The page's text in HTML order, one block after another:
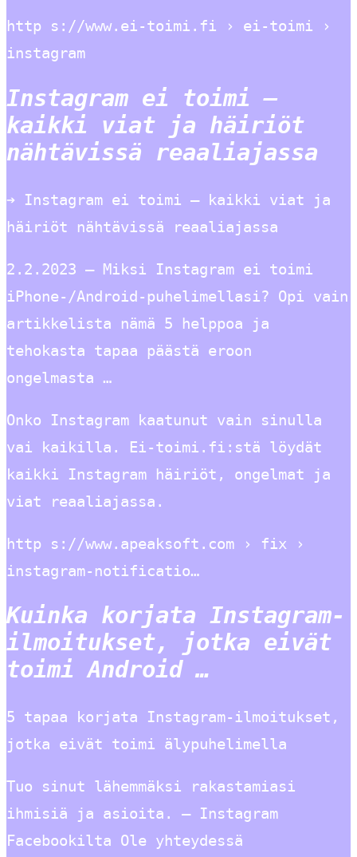
http s://www.ei-toimi.fi › ei-toimi ›
instagram
Instagram ei toimi –
kaikki viat ja häiriöt
nähtävissä reaaliajassa
➔ Instagram ei toimi – kaikki viat ja
häiriöt nähtävissä reaaliajassa
2.2.2023 — Miksi Instagram ei toimi
iPhone-/Android-puhelimellasi? Opi vain
artikkelista nämä 5 helppoa ja
tehokasta tapaa päästä eroon
ongelmasta …
Onko Instagram kaatunut vain sinulla
vai kaikilla. Ei-toimi.fi:stä löydät
kaikki Instagram häiriöt, ongelmat ja
viat reaaliajassa.
http s://www.apeaksoft.com › fix ›
instagram-notificatio…
Kuinka korjata Instagram-
ilmoitukset, jotka eivät
toimi Android …
5 tapaa korjata Instagram-ilmoitukset,
jotka eivät toimi älypuhelimella
Tuo sinut lähemmäksi rakastamiasi
ihmisiä ja asioita. – Instagram
Facebookilta Ole yhteydessä